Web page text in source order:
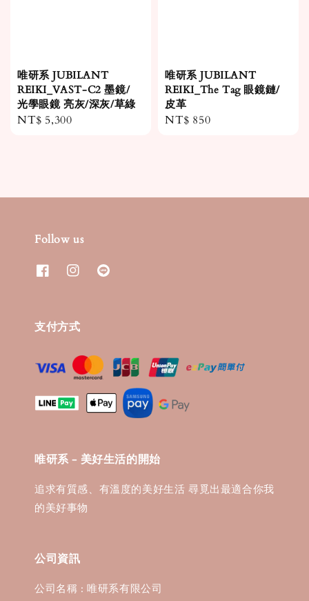
唯研系 JUBILANT
REIKI_VAST-C2 墨鏡/
光學眼鏡 亮灰/深灰/草綠
Regular
NT$ 5,300
唯研系 JUBILANT
REIKI_The Tag 眼鏡鏈/
皮革
Regular
NT$ 850
Follow us
支付方式
唯研系 - 美好生活的開始
追求有質感、有溫度的美好生活 尋覓出最適合你我
的美好事物
公司資訊
公司名稱 : 唯研系有限公司